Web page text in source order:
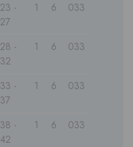
23 -
27
1 6 033
28 -
32
1 6 033
33 -
37
1 6 033
38 -
42
1 6 033